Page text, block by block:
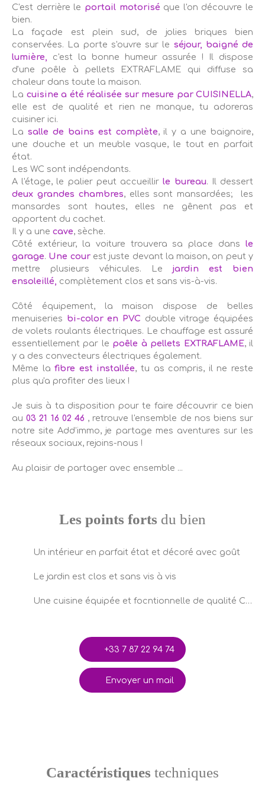
C'est derrière le portail motorisé que l'on découvre le
bien.
La façade est plein sud, de jolies briques bien
conservées. La porte s'ouvre sur le séjour, baigné de
lumière, c'est la bonne humeur assurée ! Il dispose
d'une poêle à pellets EXTRAFLAME qui diffuse sa
chaleur dans toute la maison.
La cuisine a été réalisée sur mesure par CUISINELLA,
elle est de qualité et rien ne manque, tu adoreras
cuisiner ici.
La salle de bains est complète, il y a une baignoire,
une douche et un meuble vasque, le tout en parfait
état.
Les WC sont indépendants.
A l'étage, le palier peut accueillir le bureau. Il dessert
deux grandes chambres, elles sont mansardées; les
mansardes sont hautes, elles ne gênent pas et
apportent du cachet.
Il y a une cave, sèche.
Côté extérieur, la voiture trouvera sa place dans le
garage. Une courest juste devant la maison, on peut y
mettre plusieurs véhicules. Le jardin est bien
ensoleillé, complètement clos et sans vis-à-vis.
Côté équipement, la maison dispose de belles
menuiseries bi-color en PVC double vitrage équipées
de volets roulants électriques. Le chauffage est assuré
essentiellement par le poêle à pellets EXTRAFLAME, il
y a des convecteurs électriques également.
Même la fibre est installée, tu as compris, il ne reste
plus qu'a profiter des lieux !
Je suis à ta disposition pour te faire découvrir ce bien
au03 21 16 02 46 , retrouve l'ensemble de nos biens sur
notre site Add’immo, je partage mes aventures sur les
réseaux sociaux, rejoins-nous !
Au plaisir de partager avec ensemble ...
Les points forts du bien
Un intérieur en parfait état et décoré avec goût
Le jardin est clos et sans vis à vis
Une cuisine équipée et focntionnelle de qualité CUISINELLA
+33 7 87 22 94 74
Envoyer un mail
Caractéristiques techniques